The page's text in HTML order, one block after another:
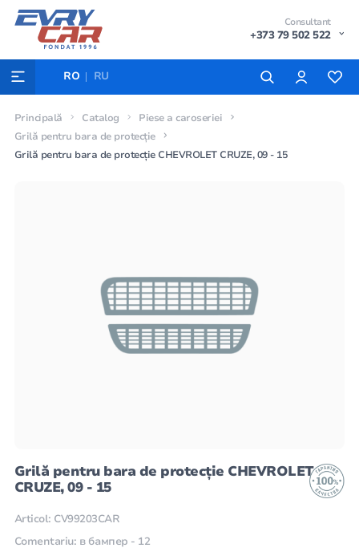
Consultant
+373 79 502 522
RO RU
Principală Catalog
Piese a caroseriei
Grilă pentru bara de protecție
Grilă pentru bara de protecție CHEVROLET CRUZE, 09 - 15
Grilă pentru bara de protecție CHEVROLET
CRUZE, 09 - 15
Articol: CV99203CAR
Comentariu: в бампер - 12